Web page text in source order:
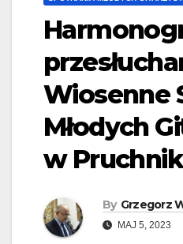
Wiosenne
Młodych
w
By Grzegorz
MAJ 5, 2023